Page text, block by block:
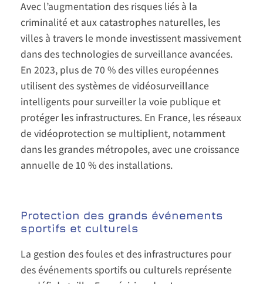
Avec l’augmentation des risques liés à la
criminalité et aux catastrophes naturelles, les
villes à travers le monde investissent massivement
dans des technologies de surveillance avancées.
En 2023, plus de 70 % des villes européennes
utilisent des systèmes de vidéosurveillance
intelligents pour surveiller la voie publique et
protéger les infrastructures. En France, les réseaux
de vidéoprotection se multiplient, notamment
dans les grandes métropoles, avec une croissance
annuelle de 10 % des installations.
Protection des grands événements
sportifs et culturels
La gestion des foules et des infrastructures pour
des événements sportifs ou culturels représente